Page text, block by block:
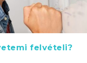
felvételi?